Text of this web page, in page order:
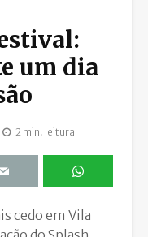
um dia
2 min. leitura
cedo em Vila